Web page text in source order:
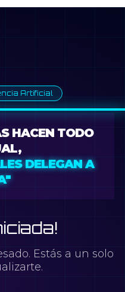
Artificial
HACEN TODO
DELEGAN A
Estás a un solo